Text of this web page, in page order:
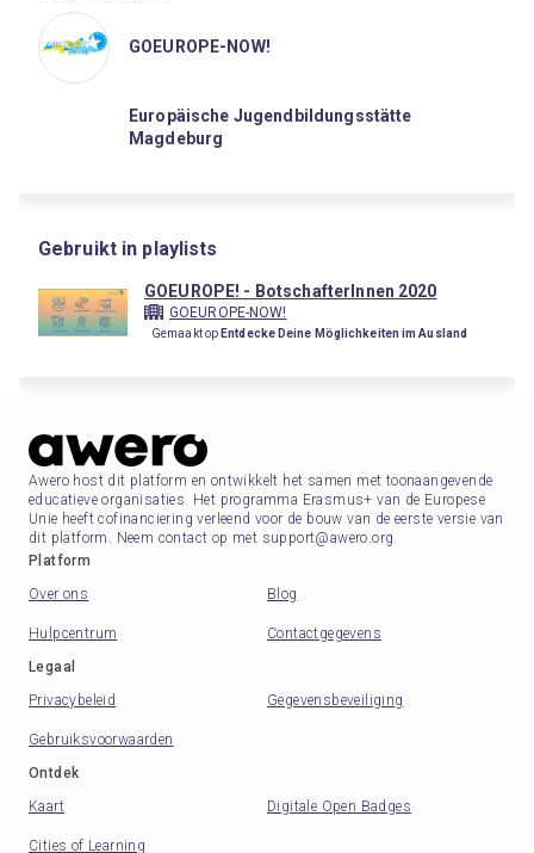
GOEUROPE-NOW!
Europäische Jugendbildungsstätte
Magdeburg
Gebruikt in playlists
GOEUROPE! - BotschafterInnen 2020
GOEUROPE-NOW!
Gemaakt op Entdecke Deine Möglichkeiten im Ausland
Awero host dit platform en ontwikkelt het samen met toonaangevende
educatieve organisaties. Het programma Erasmus+ van de Europese
Unie heeft cofinanciering verleend voor de bouw van de eerste versie van
dit platform. Neem contact op met support@awero.org.
Platform
Over ons
Blog
Hulpcentrum
Contactgegevens
Legaal
Privacybeleid
Gegevensbeveiliging
Gebruiksvoorwaarden
Ontdek
Kaart
Digitale Open Badges
Cities of Learning